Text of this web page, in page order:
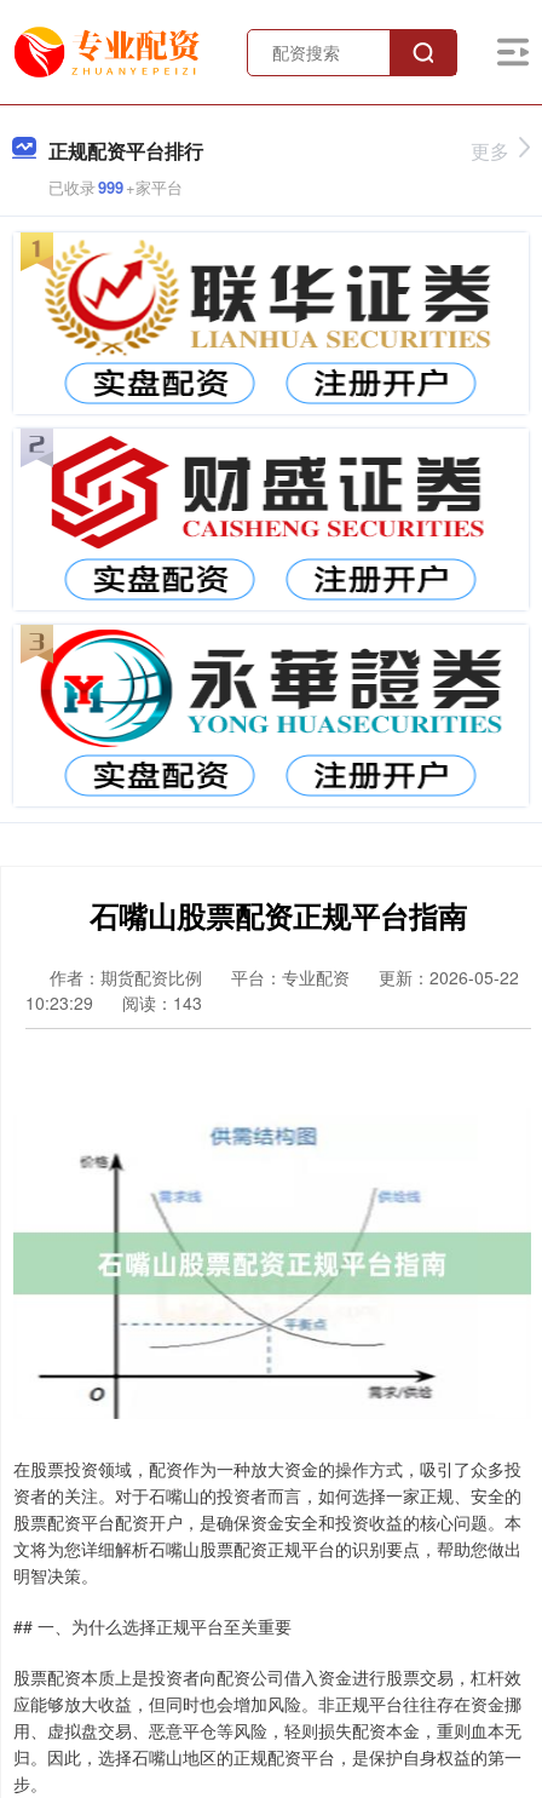
正规配资平台排行
已收录999+家平台
更多
石嘴山股票配资正规平台指南
作者：期货配资比例 平台：专业配资
更新：2026-05-22
10:23:29
阅读：143
在股票投资领域，配资作为一种放大资金的操作方式，吸引了众多投
资者的关注。对于石嘴山的投资者而言，如何选择一家正规、安全的
股票配资平台配资开户，是确保资金安全和投资收益的核心问题。本
文将为您详细解析石嘴山股票配资正规平台的识别要点，帮助您做出
明智决策。
## 一、为什么选择正规平台至关重要
股票配资本质上是投资者向配资公司借入资金进行股票交易，杠杆效
应能够放大收益，但同时也会增加风险。非正规平台往往存在资金挪
用、虚拟盘交易、恶意平仓等风险，轻则损失配资本金，重则血本无
归。因此，选择石嘴山地区的正规配资平台，是保护自身权益的第一
步。